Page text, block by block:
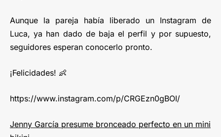
Aunque la pareja había liberado un Instagram de
Luca, ya han dado de baja el perfil y por supuesto,
seguidores esperan conocerlo pronto.
¡Felicidades! 👶
https://www.instagram.com/p/CRGEzn0gBOI/
Jenny García presume bronceado perfecto en un mini